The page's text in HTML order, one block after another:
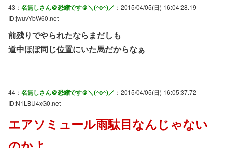
43： 名無しさん＠恐縮です＠＼(^o^)／ ：2015/04/05(日) 16:04:28.19
ID:jwuvYbW60.net
前残りでやられたならまだしも
道中ほぼ同じ位置にいた馬だからなぁ
44： 名無しさん＠恐縮です＠＼(^o^)／ ：2015/04/05(日) 16:05:37.72
ID:N1LBU4xG0.net
エアソミュール雨駄目なんじゃない